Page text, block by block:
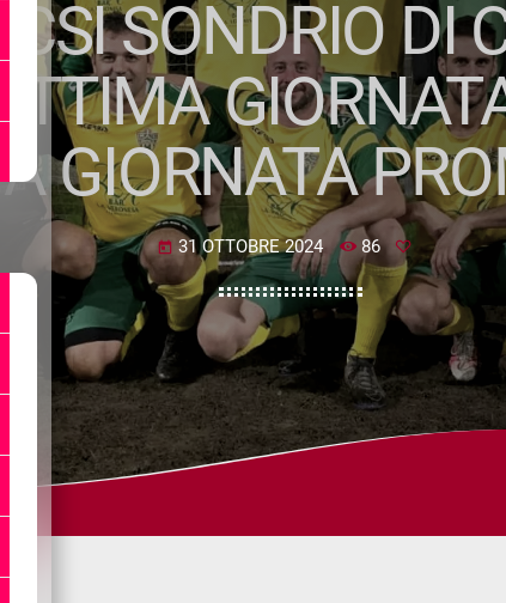
SONDRIO DI
GIORNATA
today 31 OTTOBRE 2024 86